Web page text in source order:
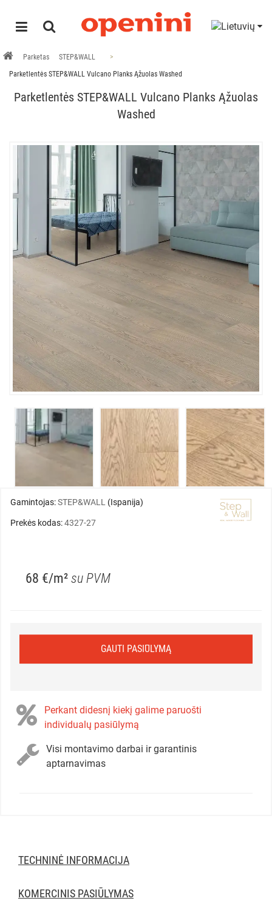
Parketas
STEP&WALL
Parketlentės STEP&WALL Vulcano Planks Ąžuolas Washed
Parketlentės STEP&WALL Vulcano Planks Ąžuolas
Washed
Gamintojas:STEP&WALL (Ispanija)
Prekės kodas:4327-27
68 €/m² su PVM
GAUTI PASIŪLYMĄ
Perkant didesnį kiekį galime paruošti
individualų pasiūlymą
Visi montavimo darbai ir garantinis
aptarnavimas
TECHNINĖ INFORMACIJA
KOMERCINIS PASIŪLYMAS